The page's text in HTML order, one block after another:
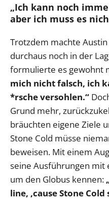
„Ich kann noch
aber ich muss es
Trotzdem machte
durchaus noch in der
formulierte es gewohnt
mich nicht falsch, ich
*rsche versohlen.“
Grund mehr,
bräuchten eigene Ziele
Stone Cold müsse
beweisen. Mit einem
seine Ausführungen mit
um den Globus kennen:
line, ‚cause Stone Cold